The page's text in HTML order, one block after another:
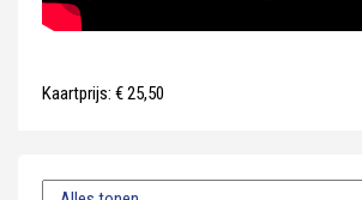
Kaartprijs: € 25,50